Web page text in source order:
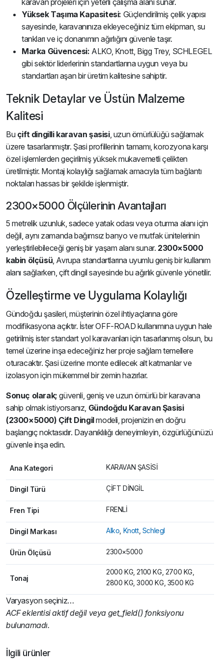
karavan projeleri için yeterli çalışma alanı sunar.
Yüksek Taşıma Kapasitesi: Güçlendirilmiş çelik yapısı
sayesinde, karavanınıza ekleyeceğiniz tüm ekipman, su
tankları ve iç donanımın ağırlığını güvenle taşır.
Marka Güvencesi: ALKO, Knott, Bigg Trey, SCHLEGEL
gibi sektör liderlerinin standartlarına uygun veya bu
standartları aşan bir üretim kalitesine sahiptir.
Teknik Detaylar ve Üstün Malzeme
Kalitesi
Bu çift dingilli karavan şasisi, uzun ömürlülüğü sağlamak
üzere tasarlanmıştır. Şasi profillerinin tamamı, korozyona karşı
özel işlemlerden geçirilmiş yüksek mukavemetli çelikten
üretilmiştir. Montaj kolaylığı sağlamak amacıyla tüm bağlantı
noktaları hassas bir şekilde işlenmiştir.
2300×5000 Ölçülerinin Avantajları
5 metrelik uzunluk, sadece yatak odası veya oturma alanı için
değil, aynı zamanda bağımsız banyo ve mutfak ünitelerinin
yerleştirilebileceği geniş bir yaşam alanı sunar. 2300×5000
kabin ölçüsü, Avrupa standartlarına uyumlu geniş bir kullanım
alanı sağlarken, çift dingil sayesinde bu ağırlık güvenle yönetilir.
Özelleştirme ve Uygulama Kolaylığı
Gündoğdu şasileri, müşterinin özel ihtiyaçlarına göre
modifikasyona açıktır. İster OFF-ROAD kullanımına uygun hale
getirilmiş ister standart yol karavanları için tasarlanmış olsun, bu
temel üzerine inşa edeceğiniz her proje sağlam temellere
oturacaktır. Şasi üzerine monte edilecek alt katmanlar ve
izolasyon için mükemmel bir zemin hazırlar.
Sonuç olarak; güvenli, geniş ve uzun ömürlü bir karavana
sahip olmak istiyorsanız, Gündoğdu Karavan Şasisi
(2300×5000) Çift Dingilmodeli, projenizin en doğru
başlangıç noktasıdır. Dayanıklılığı deneyimleyin, özgürlüğünüzü
güvenle inşa edin.
Ana Kategori KARAVAN ŞASİSİ
Dingil Türü ÇİFT DİNGİL
Fren Tipi FRENLİ
Dingil Markası Alko Knott, Schlegl
Ürün Ölçüsü 2300×5000
Tonaj
2000 KG, 2100 KG, 2700 KG,
2800 KG, 3000 KG, 3500 KG
Varyasyon seçiniz…
ACF eklentisi aktif değil veya get_field() fonksiyonu
bulunamadı.
İlgili ürünler